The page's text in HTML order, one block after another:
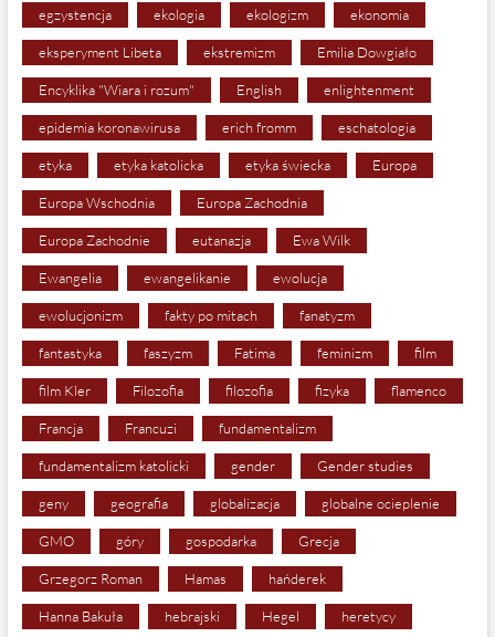
egzystencja ekologia ekologizm ekonomia
eksperyment Libeta ekstremizm Emilia Dowgiało
Encyklika "Wiara i rozum" English enlightenment
epidemia koronawirusa erich fromm eschatologia
etyka etyka katolicka etyka świecka Europa
Europa Wschodnia Europa Zachodnia
Europa Zachodnie eutanazja Ewa Wilk
Ewangelia ewangelikanie ewolucja
ewolucjonizm fakty po mitach fanatyzm
fantastyka faszyzm Fatima feminizm film
film Kler Filozofia filozofia fizyka flamenco
Francja Francuzi fundamentalizm
fundamentalizm katolicki gender Gender studies
geny geografia globalizacja globalne ocieplenie
GMO góry gospodarka Grecja
Grzegorz Roman Hamas hańderek
Hanna Bakuła hebrajski Hegel heretycy